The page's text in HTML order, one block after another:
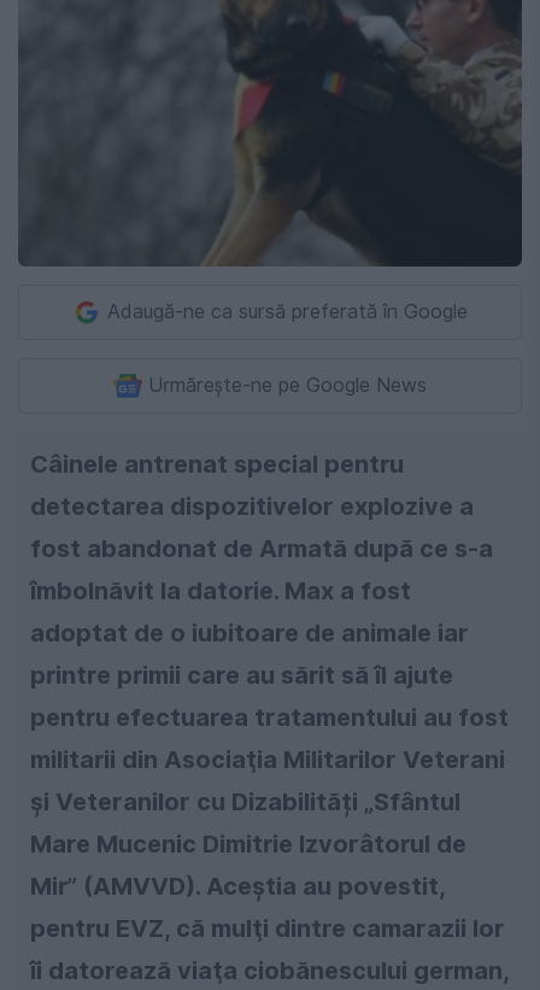
Adaugă-ne ca sursă preferată în Google
Urmărește-ne pe Google News
Câinele antrenat special pentru
detectarea dispozitivelor explozive a
fost abandonat de Armată după ce s-a
îmbolnăvit la datorie. Max a fost
adoptat de o iubitoare de animale iar
printre primii care au sărit să îl ajute
pentru efectuarea tratamentului au fost
militarii din Asociaţia Militarilor Veterani
și Veteranilor cu Dizabilități „Sfântul
Mare Mucenic Dimitrie Izvorâtorul de
Mir” (AMVVD). Aceştia au povestit,
pentru EVZ, că mulţi dintre camarazii lor
îi datorează viaţa ciobănescului german,